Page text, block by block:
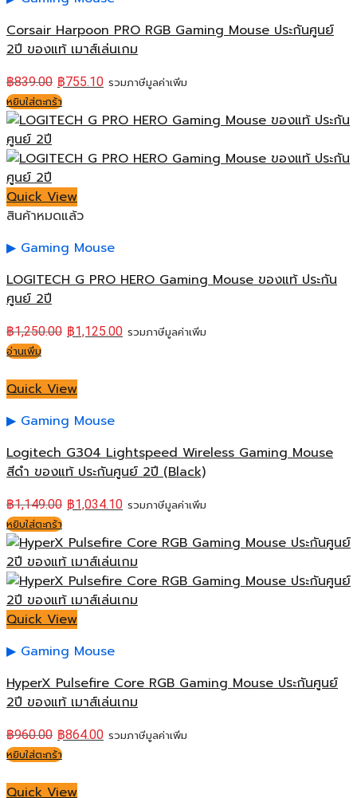
Corsair Harpoon PRO RGB Gaming Mouse ประกันศูนย์
2ปี ของแท้ เมาส์เล่นเกม
฿839.00 ฿755.10 รวมภาษีมูลค่าเพิ่ม
หยิบใส่ตะกร้า
Quick View
สินค้าหมดแล้ว
Gaming Mouse
LOGITECH G PRO HERO Gaming Mouse ของแท้ ประกัน
ศูนย์ 2ปี
฿1,250.00 ฿1,125.00 รวมภาษีมูลค่าเพิ่ม
อ่านเพิ่ม
Quick View
Gaming Mouse
Logitech G304 Lightspeed Wireless Gaming Mouse
สีดำ ของแท้ ประกันศูนย์ 2ปี (Black)
฿1,149.00 ฿1,034.10 รวมภาษีมูลค่าเพิ่ม
หยิบใส่ตะกร้า
Quick View
Gaming Mouse
HyperX Pulsefire Core RGB Gaming Mouse ประกันศูนย์
2ปี ของแท้ เมาส์เล่นเกม
฿960.00 ฿864.00 รวมภาษีมูลค่าเพิ่ม
หยิบใส่ตะกร้า
Quick View